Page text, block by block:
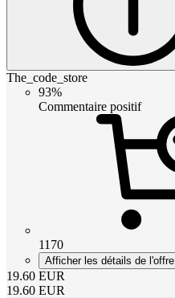
The_code_store
93%
Commentaire positif
1170
Afficher les détails de l'offre
19.60 EUR
19.60 EUR